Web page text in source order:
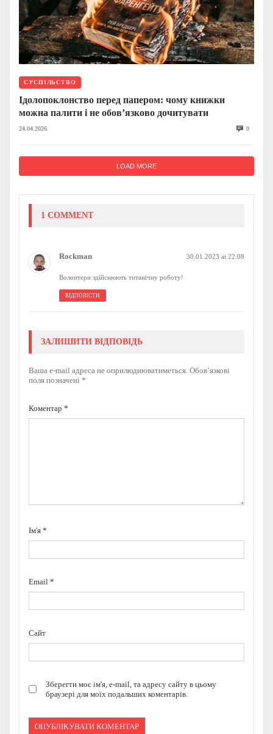
СУСПІЛЬСТВО
Ідолопоклонство перед папером: чому книжки
можна палити і не обов’язково дочитувати
24.04.2026 0
LOAD MORE
1 COMMENT
Rockman 30.01.2023 at 22:08
Волонтери здійснюють титанічну роботу!
ВІДПОВІСТИ
ЗАЛИШИТИ ВІДПОВІДЬ
Ваша e-mail адреса не оприлюднюватиметься. Обов’язкові
поля позначені *
Коментар *
Ім'я *
Email *
Сайт
Зберегти моє ім'я, e-mail, та адресу сайту в цьому
браузері для моїх подальших коментарів.